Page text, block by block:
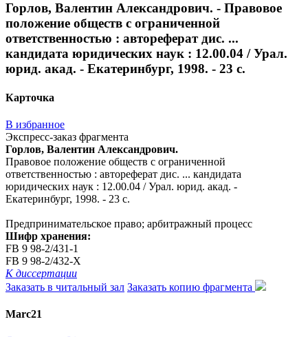
Горлов, Валентин Александрович. - Правовое
положение обществ с ограниченной
ответственностью : автореферат дис. ...
кандидата юридических наук : 12.00.04 / Урал.
юрид. акад. - Екатеринбург, 1998. - 23 с.
Карточка
В избранное
Экспресс-заказ фрагмента
Горлов, Валентин Александрович.
Правовое положение обществ с ограниченной
ответственностью : автореферат дис. ... кандидата
юридических наук : 12.00.04 / Урал. юрид. акад. -
Екатеринбург, 1998. - 23 с.
Предпринимательское право; арбитражный процесс
Шифр хранения:
FB 9 98-2/431-1
FB 9 98-2/432-X
К диссертации
Заказать в читальный зал Заказать копию фрагмента
Marc21